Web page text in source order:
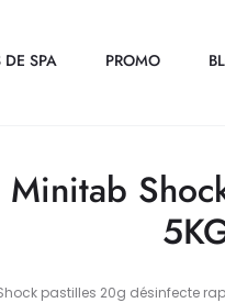
DE SPA PROMO
Minitab
pastilles 20g désinfecte